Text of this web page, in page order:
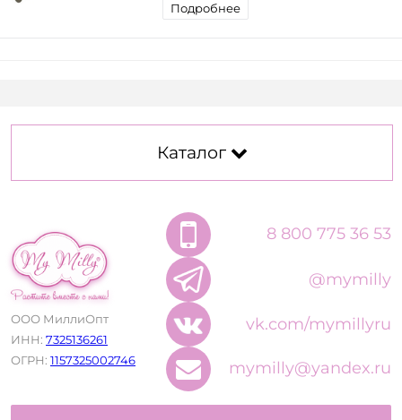
Подробнее
Каталог
ООО МиллиОпт
ИНН: 7325136261
ОГРН: 1157325002746
8 800 775 36 53
@mymilly
vk.com/mymillyru
mymilly@yandex.ru